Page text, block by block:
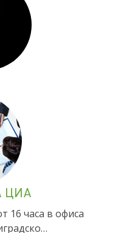
ЦИА
16 часа в офиса